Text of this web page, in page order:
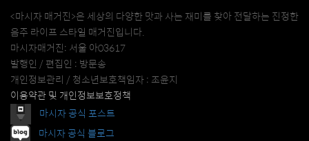
<마시자 매거진>은 세상의 다양한 맛과 사는 재미를 찾아 전달하는 진정한
음주 라이프 스타일 매거진입니다.
마시자매거진: 서울 아03617
발행인 / 편집인 : 방문송
개인정보관리 / 청소년보호책임자 : 조윤지
이용약관 및 개인정보보호정책
마시자 공식 포스트
마시자 공식 블로그